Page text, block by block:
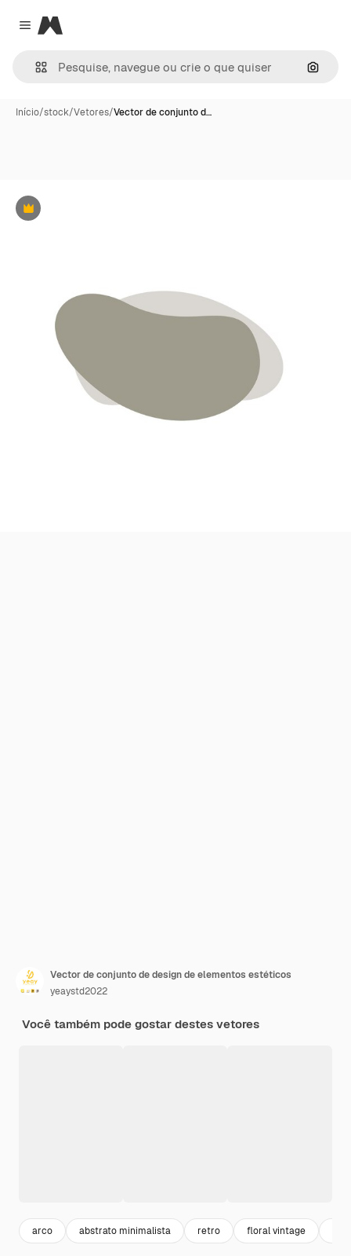
Close menu
Magnific
Início/stock/Vetores/Vector de conjunto d…
Premium
Vector de conjunto de design de elementos estéticos
yeaystd2022
Você também pode gostar destes vetores
arco abstrato minimalista retro floral vintage